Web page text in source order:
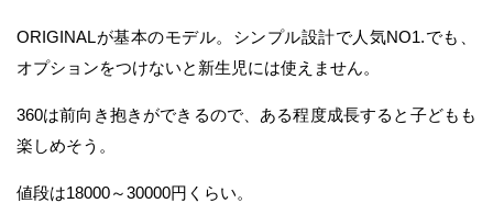
ORIGINALが基本のモデル。シンプル設計で人気NO1.でも、
オプションをつけないと新生児には使えません。
360は前向き抱きができるので、ある程度成長すると子どもも
楽しめそう。
値段は18000～30000円くらい。